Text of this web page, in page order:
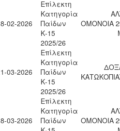
02-2026
Επίλεκτη
Κατηγορία
Παίδων
Κ-15
2025/26
ΟΜΟΝΟΙΑ
03-2026
Επίλεκτη
Κατηγορία
Παίδων
Κ-15
2025/26
03-2026
Επίλεκτη
Κατηγορία
Παίδων
ΟΜΟΝΟΙΑ